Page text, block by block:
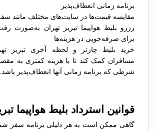
برنامه زمانی انعطاف‌پذیر
مقایسه قیمت‌ها در سایت‌های مختلف مانند
رزرو بلیط هواپیما تبریز تهران به‌صورت
برای صرفه‌جویی در هزینه‌ها
خرید بلیط چارتر و لحظه آخری تبریز
مسافران کمک کند تا با هزینه کمتری به
شرطی که برنامه زمانی آنها انعطاف‌پذیر باشد.
قوانین استرداد بلیط هواپیما
گاهی ممکن است به هر دلیلی برنامه سفر شما